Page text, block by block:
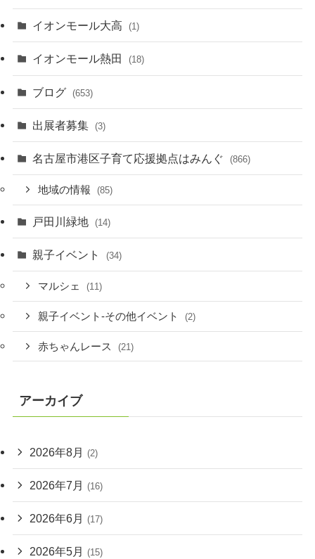
イオンモール大高 (1)
イオンモール熱田 (18)
ブログ (653)
出展者募集 (3)
名古屋市港区子育て応援拠点はみんぐ (866)
地域の情報 (85)
戸田川緑地 (14)
親子イベント (34)
マルシェ (11)
親子イベント-その他イベント (2)
赤ちゃんレース (21)
アーカイブ
2026年8月 (2)
2026年7月 (16)
2026年6月 (17)
2026年5月 (15)